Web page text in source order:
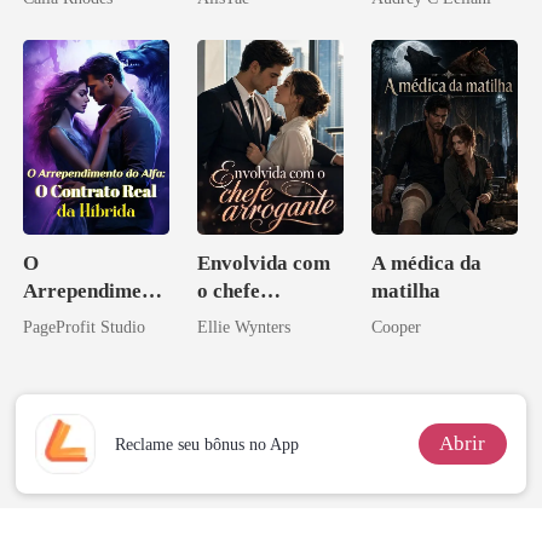
O
Arrependiment
o do Alfa: O
PageProfit Studio
Envolvida com
o chefe
arrogante
Ellie Wynters
A médica da
matilha
Cooper
Reclame seu bônus no App Abrir